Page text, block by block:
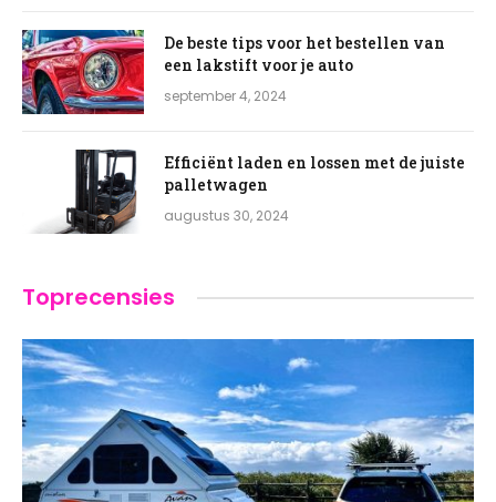
De beste tips voor het bestellen van
een lakstift voor je auto
september 4, 2024
Efficiënt laden en lossen met de juiste
palletwagen
augustus 30, 2024
Toprecensies